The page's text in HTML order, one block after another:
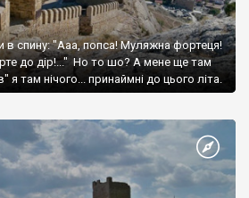
в спину: "Ааа, попса! Муляжна фортеця!
до дір!..." Но то шо? А мене ще там
я там нічого... принаймні до цього літа.